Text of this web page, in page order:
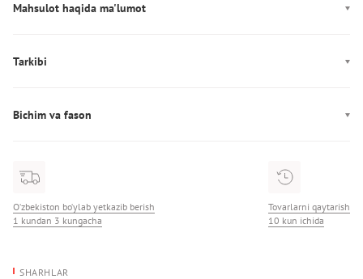
Mahsulot haqida ma'lumot
Dekor: Brendlangan rezina
Tarkibi
Bichim va fason
O‘zbekiston bo‘ylab yetkazib berish
1 kundan 3 kungacha
Tovarlarni qaytarish
10 kun ichida
SHARHLAR